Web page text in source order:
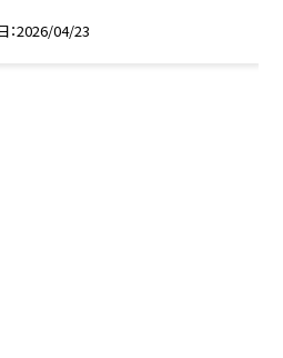
2026/04/23